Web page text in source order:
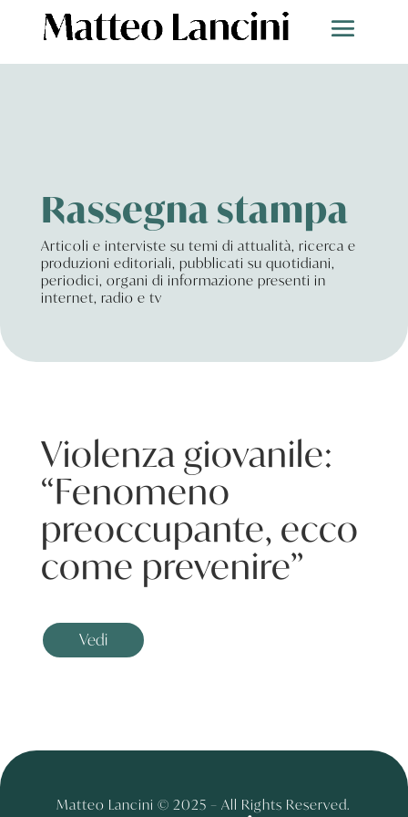
Rassegna stampa
Articoli e interviste su temi di attualità, ricerca e
produzioni editoriali, pubblicati su quotidiani,
periodici, organi di informazione presenti in
internet, radio e tv
Violenza giovanile:
“Fenomeno
preoccupante, ecco
come prevenire”
Vedi
Matteo Lancini © 2025 – All Rights Reserved.